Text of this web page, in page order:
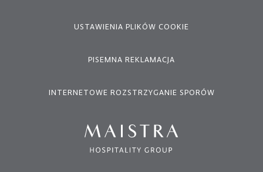
USTAWIENIA PLIKÓW COOKIE
PISEMNA REKLAMACJA
INTERNETOWE ROZSTRZYGANIE SPORÓW